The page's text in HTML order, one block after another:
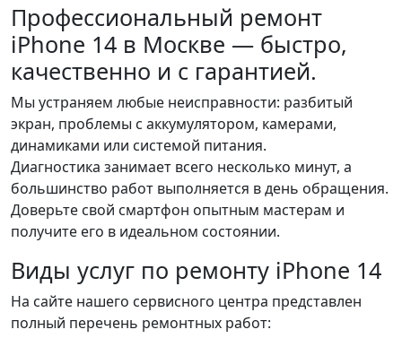
Профессиональный ремонт
iPhone 14 в Москве — быстро,
качественно и с гарантией.
Мы устраняем любые неисправности: разбитый
экран, проблемы с аккумулятором, камерами,
динамиками или системой питания.
Диагностика занимает всего несколько минут, а
большинство работ выполняется в день обращения.
Доверьте свой смартфон опытным мастерам и
получите его в идеальном состоянии.
Виды услуг по ремонту iPhone 14
На сайте нашего сервисного центра представлен
полный перечень ремонтных работ: